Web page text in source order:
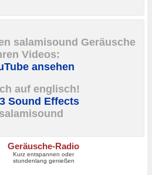
salamisound Geräusche
Videos:
ansehen
auf englisch!
Sound Effects
Geräusche-Radio
Kurz entspannen oder
stundenlang genießen